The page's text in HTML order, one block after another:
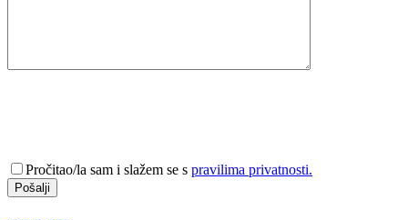
Pročitao/la sam i slažem se s pravilima privatnosti.